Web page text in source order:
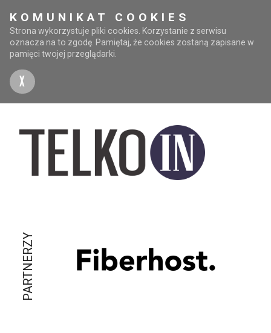
KOMUNIKAT COOKIES
Strona wykorzystuje pliki cookies. Korzystanie z serwisu
oznacza na to zgodę. Pamiętaj, że cookies zostaną zapisane w
pamięci twojej przeglądarki.
X
PARTNERZY